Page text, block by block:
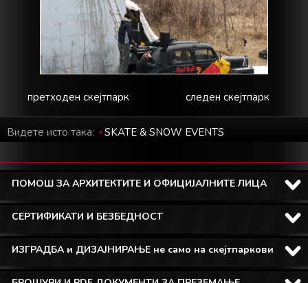
следен скејтпарк
претходен скејтпарк
Видете исто така: SKATE & SNOW EVENTS
ПОМОШ ЗА АРХИТЕКТИТЕ И ОФИЦИЈАЛНИТЕ ЛИЦА
СЕРТИФИКАТИ И БЕЗБЕДНОСТ
ИЗГРАДБА и ДИЗАЈНИРАЊЕ не само на скејтпаркови